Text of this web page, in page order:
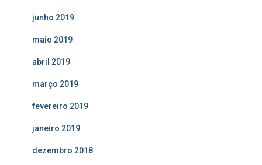
junho 2019
maio 2019
abril 2019
março 2019
fevereiro 2019
janeiro 2019
dezembro 2018